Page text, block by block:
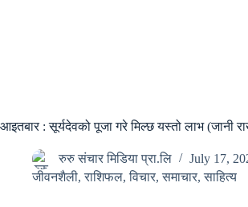
आइतबार : सूर्यदेवको पूजा गरे मिल्छ यस्तो लाभ (जानी
रुरु संचार मिडिया प्रा.लि
July 17,
जीवनशैली,राशिफल,विचार,समाचार,साहित्य